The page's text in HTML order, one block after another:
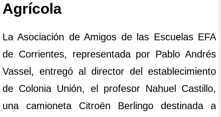
Agrícola
La Asociación de Amigos de las Escuelas EFA
de Corrientes, representada por Pablo Andrés
Vassel, entregó al director del establecimiento
de Colonia Unión, el profesor Nahuel Castillo,
una camioneta Citroën Berlingo destinada a